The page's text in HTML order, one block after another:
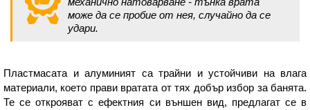
може да се пробие от нея, случайно да се
удари.
Пластмасата и алуминият са трайни и устойчиви на влага
материали, което прави вратата от тях добър избор за банята.
Те се открояват с ефектния си външен вид, предлагат се в